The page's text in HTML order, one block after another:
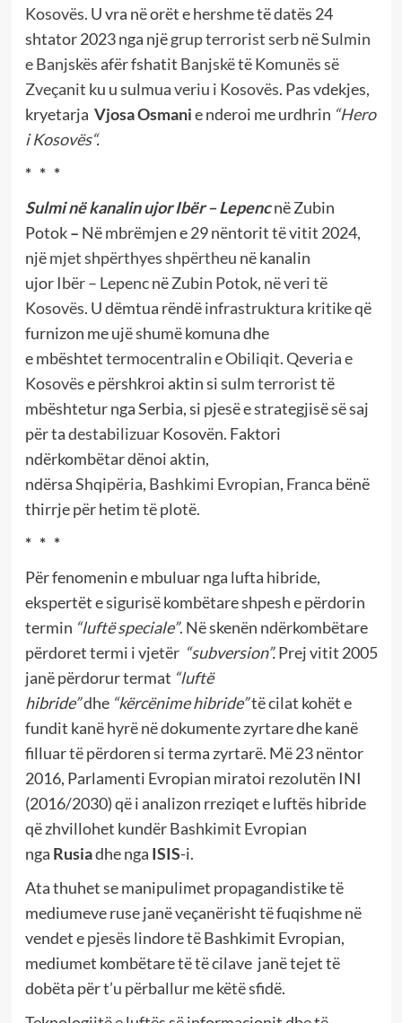
Kosovës. U vra në orët e hershme të datës 24
shtator 2023 nga njëgrup terrorist serbnëSulmin
e Banjskësafër fshatit BanjskëtëKomunës së
Zveçanit ku u sulmuaveriu i Kosovës. Pas vdekjes,
kryetarja Vjosa Osmanie nderoi me urdhrin “Hero
i Kosovës“.
* * *
Sulmi në kanalin ujor Ibër – Lepencnë Zubin
Potok– Në mbrëmjen e 29 nëntorit të vitit 2024,
njëmjet shpërthyesshpërtheu në kanalin
ujor Ibër– LepencnëZubin Potok, në veri të
Kosovës. U dëmtua rëndëinfrastruktura kritikeqë
furnizon me ujë shumë komuna dhe
e mbështettermocentralin e Obiliqit.Qeveria e
Kosovëse përshkroi aktin sisulm terroristtë
mbështetur nga Serbia, si pjesë e strategjisë së saj
për tadestabilizuarKosovën. Faktori
ndërkombëtar dënoi aktin,
ndërsaShqipëria, Bashkimi Evropian, Franca bënë
thirrje për hetim të plotë.
* * *
Për fenomenin e mbuluar nga lufta hibride,
ekspertët e sigurisë kombëtare shpesh e përdorin
termin “luftë speciale”. Në skenën ndërkombëtare
përdoret termi i vjetër “subversion”.Prej vitit 2005
janë përdorur termat “luftë
hibride”dhe “kërcënime hibride”të cilat kohët e
fundit kanë hyrë në dokumente zyrtare dhe kanë
filluar të përdoren si terma zyrtarë. Më 23 nëntor
2016, Parlamenti Evropian miratoi rezolutën INI
(2016/2030) që i analizon rreziqet e luftës hibride
që zhvillohet kundër Bashkimit Evropian
nga Rusiadhe nga ISIS-i.
Ata thuhet se manipulimet propagandistike të
mediumeve ruse janë veçanërisht të fuqishme në
vendet e pjesës lindore të Bashkimit Evropian,
mediumet kombëtare të të cilave janë tejet të
dobëta për t’u përballur me këtë sfidë.